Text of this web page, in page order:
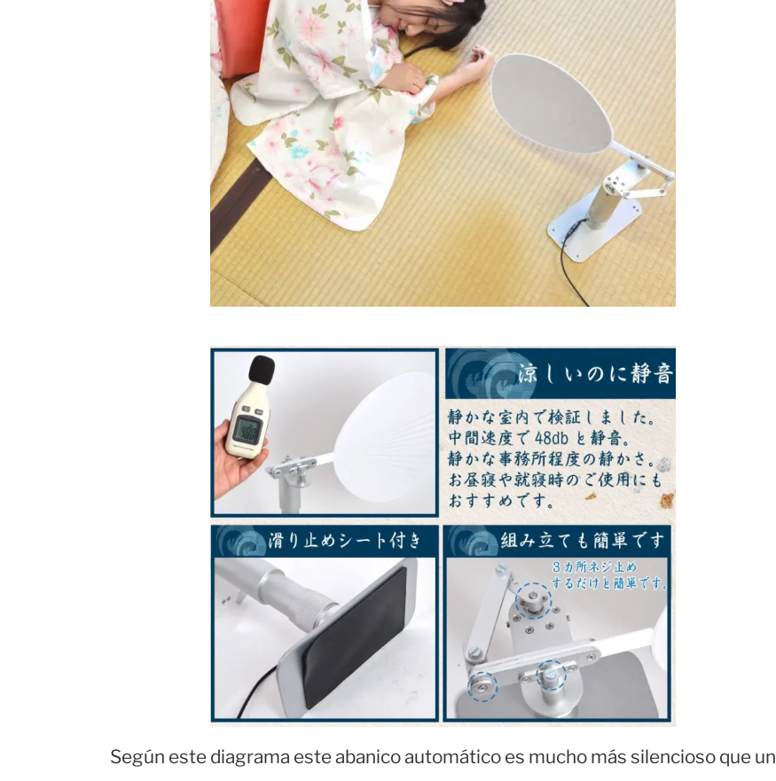
Según este diagrama este abanico automático es mucho más silencioso que un